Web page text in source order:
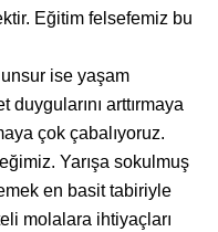
Eğitim felsefemiz bu
unsur ise yaşam
duygularını arttırmaya
çok çabalıyoruz.
Yarışa sokulmuş
en basit tabiriyle
molalara ihtiyaçları